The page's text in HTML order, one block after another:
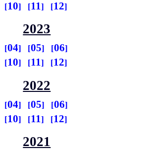
10 11 12
2023
04 05
06
10 11 12
2022
04 05
06
10 11 12
2021